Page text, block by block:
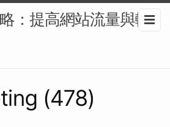
：提高網站流量與轉
(478)